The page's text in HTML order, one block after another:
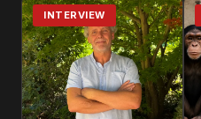
INTERVIEW